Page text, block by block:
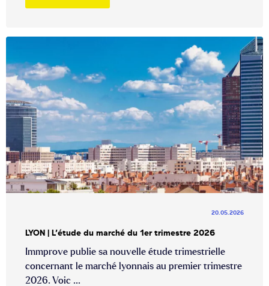
20.05.2026
LYON | L’étude du marché du 1er trimestre 2026
Immprove publie sa nouvelle étude trimestrielle
concernant le marché lyonnais au premier trimestre
2026. Voic ...